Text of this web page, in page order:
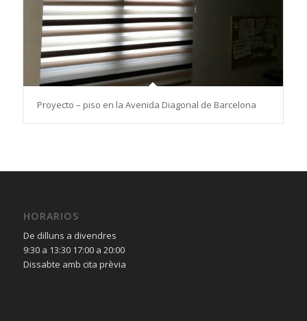
Proyecto – piso en la Avenida Diagonal de Barcelona
HORARIOS
De dilluns a divendres
9:30 a 13:30 17:00 a 20:00
Dissabte amb cita prèvia